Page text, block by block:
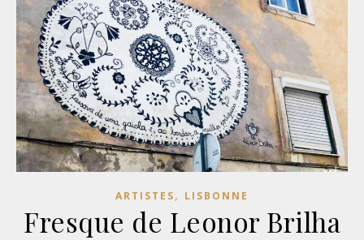
ARTISTES, LISBONNE
Fresque de Leonor Brilha